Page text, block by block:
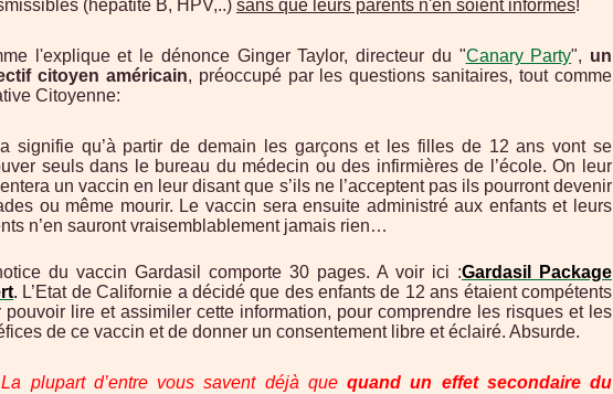
(hépatite B, HPV,..) sans que leurs parents n'en soient informés!
l'explique et le dénonce Ginger Taylor, directeur du "Canary Party", un
citoyen américain, préoccupé par les questions sanitaires, tout comme
Citoyenne:
signifie qu’à partir de demain les garçons et les filles de 12 ans vont se
seuls dans le bureau du médecin ou des infirmières de l’école. On leur
un vaccin en leur disant que s’ils ne l’acceptent pas ils pourront devenir
ou même mourir. Le vaccin sera ensuite administré aux enfants et leurs
n’en sauront vraisemblablement jamais rien…
du vaccin Gardasil comporte 30 pages. A voir ici :Gardasil Package
. L’Etat de Californie a décidé que des enfants de 12 ans étaient compétents
pouvoir lire et assimiler cette information, pour comprendre les risques et les
de ce vaccin et de donner un consentement libre et éclairé. Absurde.
La plupart d’entre vous savent déjà que quand un effet secondaire du